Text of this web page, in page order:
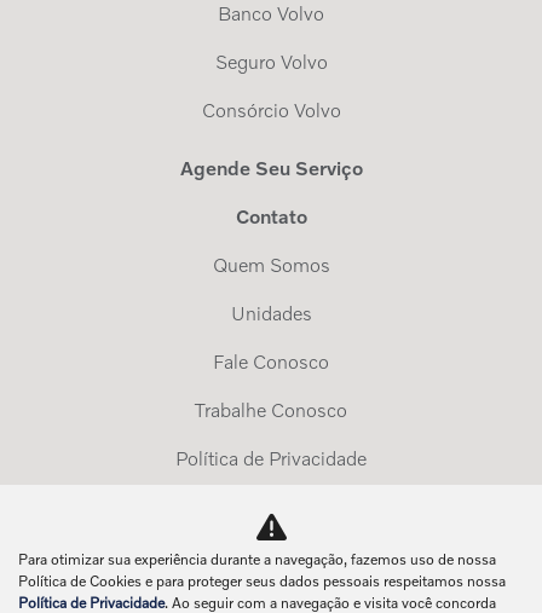
Banco Volvo
Seguro Volvo
Consórcio Volvo
Agende Seu Serviço
Contato
Quem Somos
Unidades
Fale Conosco
Trabalhe Conosco
Política de Privacidade
No trânsito, enxergar o outro salva vidas.
Para otimizar sua experiência durante a navegação, fazemos uso de nossa
Política de Cookies e para proteger seus dados pessoais respeitamos nossa
Política de Privacidade. Ao seguir com a navegação e visita você concorda